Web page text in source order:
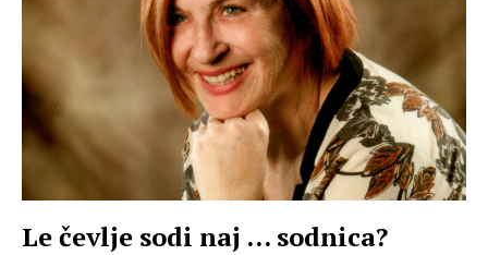
Le čevlje sodi naj … sodnica?